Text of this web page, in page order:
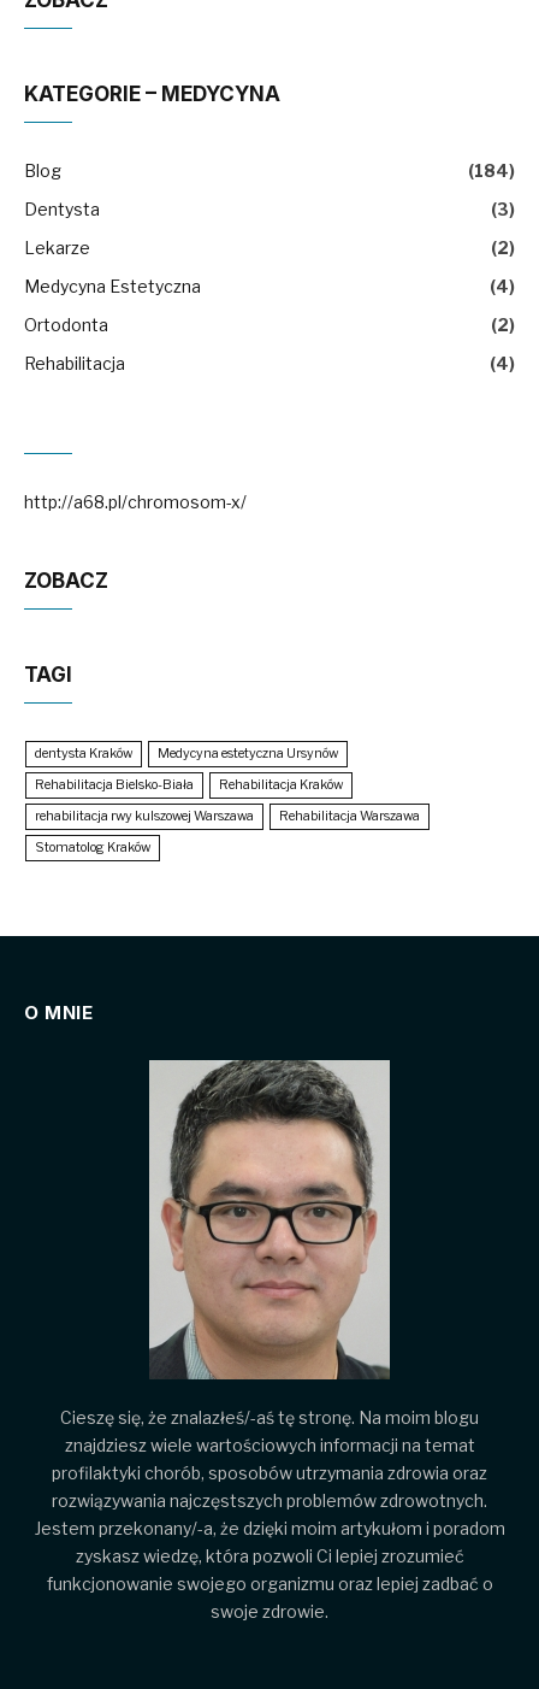
KATEGORIE – MEDYCYNA
Blog
(184)
Dentysta
(3)
Lekarze
(2)
Medycyna Estetyczna
(4)
Ortodonta
(2)
Rehabilitacja
(4)
http://a68.pl/chromosom-x/
ZOBACZ
TAGI
dentysta Kraków
Medycyna estetyczna Ursynów
Rehabilitacja Bielsko-Biała
Rehabilitacja Kraków
rehabilitacja rwy kulszowej Warszawa
Rehabilitacja Warszawa
Stomatolog Kraków
O MNIE
Cieszę się, że znalazłeś/-aś tę stronę. Na moim blogu
znajdziesz wiele wartościowych informacji na temat
profilaktyki chorób, sposobów utrzymania zdrowia oraz
rozwiązywania najczęstszych problemów zdrowotnych.
Jestem przekonany/-a, że dzięki moim artykułom i poradom
zyskasz wiedzę, która pozwoli Ci lepiej zrozumieć
funkcjonowanie swojego organizmu oraz lepiej zadbać o
swoje zdrowie.